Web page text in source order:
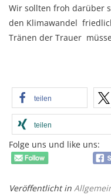
Wir sollten froh darüber
den Klimawandel
Tränen der Trauer
teilen
teilen
Folge uns und like uns:
Veröffentlicht in